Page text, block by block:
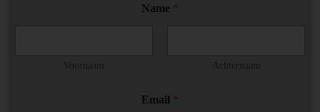
Name
a
Email